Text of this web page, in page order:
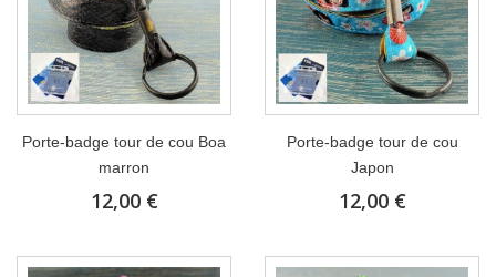
Porte-badge tour de cou Boa
marron
12,00 €
Porte-badge tour de cou
Japon
12,00 €